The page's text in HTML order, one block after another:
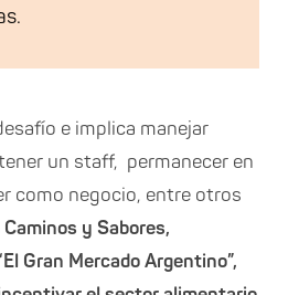
e implica manejar
un staff, permanecer en
como negocio, entre otros
y Sabores,
Gran Mercado Argentino”,